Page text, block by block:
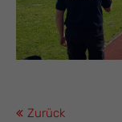
Zurück